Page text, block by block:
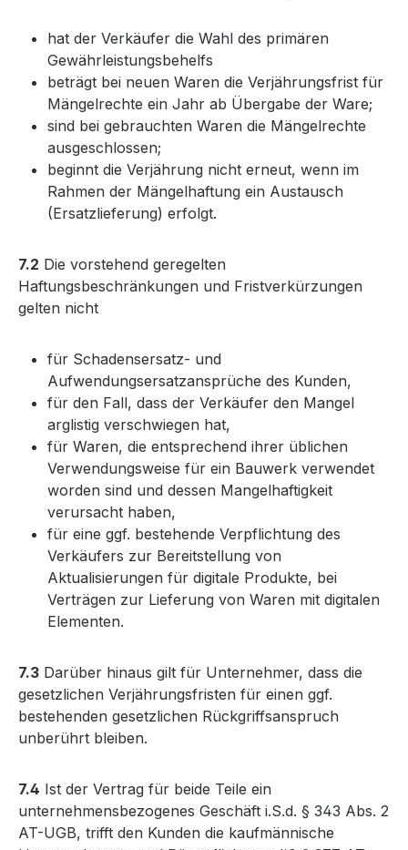
hat der Verkäufer die Wahl des primären
Gewährleistungsbehelfs
beträgt bei neuen Waren die Verjährungsfrist für
Mängelrechte ein Jahr ab Übergabe der Ware;
sind bei gebrauchten Waren die Mängelrechte
ausgeschlossen;
beginnt die Verjährung nicht erneut, wenn im
Rahmen der Mängelhaftung ein Austausch
(Ersatzlieferung) erfolgt.
7.2 Die vorstehend geregelten
Haftungsbeschränkungen und Fristverkürzungen
gelten nicht
für Schadensersatz- und
Aufwendungsersatzansprüche des Kunden,
für den Fall, dass der Verkäufer den Mangel
arglistig verschwiegen hat,
für Waren, die entsprechend ihrer üblichen
Verwendungsweise für ein Bauwerk verwendet
worden sind und dessen Mangelhaftigkeit
verursacht haben,
für eine ggf. bestehende Verpflichtung des
Verkäufers zur Bereitstellung von
Aktualisierungen für digitale Produkte, bei
Verträgen zur Lieferung von Waren mit digitalen
Elementen.
7.3 Darüber hinaus gilt für Unternehmer, dass die
gesetzlichen Verjährungsfristen für einen ggf.
bestehenden gesetzlichen Rückgriffsanspruch
unberührt bleiben.
7.4 Ist der Vertrag für beide Teile ein
unternehmensbezogenes Geschäft i.S.d. § 343 Abs. 2
AT-UGB, trifft den Kunden die kaufmännische